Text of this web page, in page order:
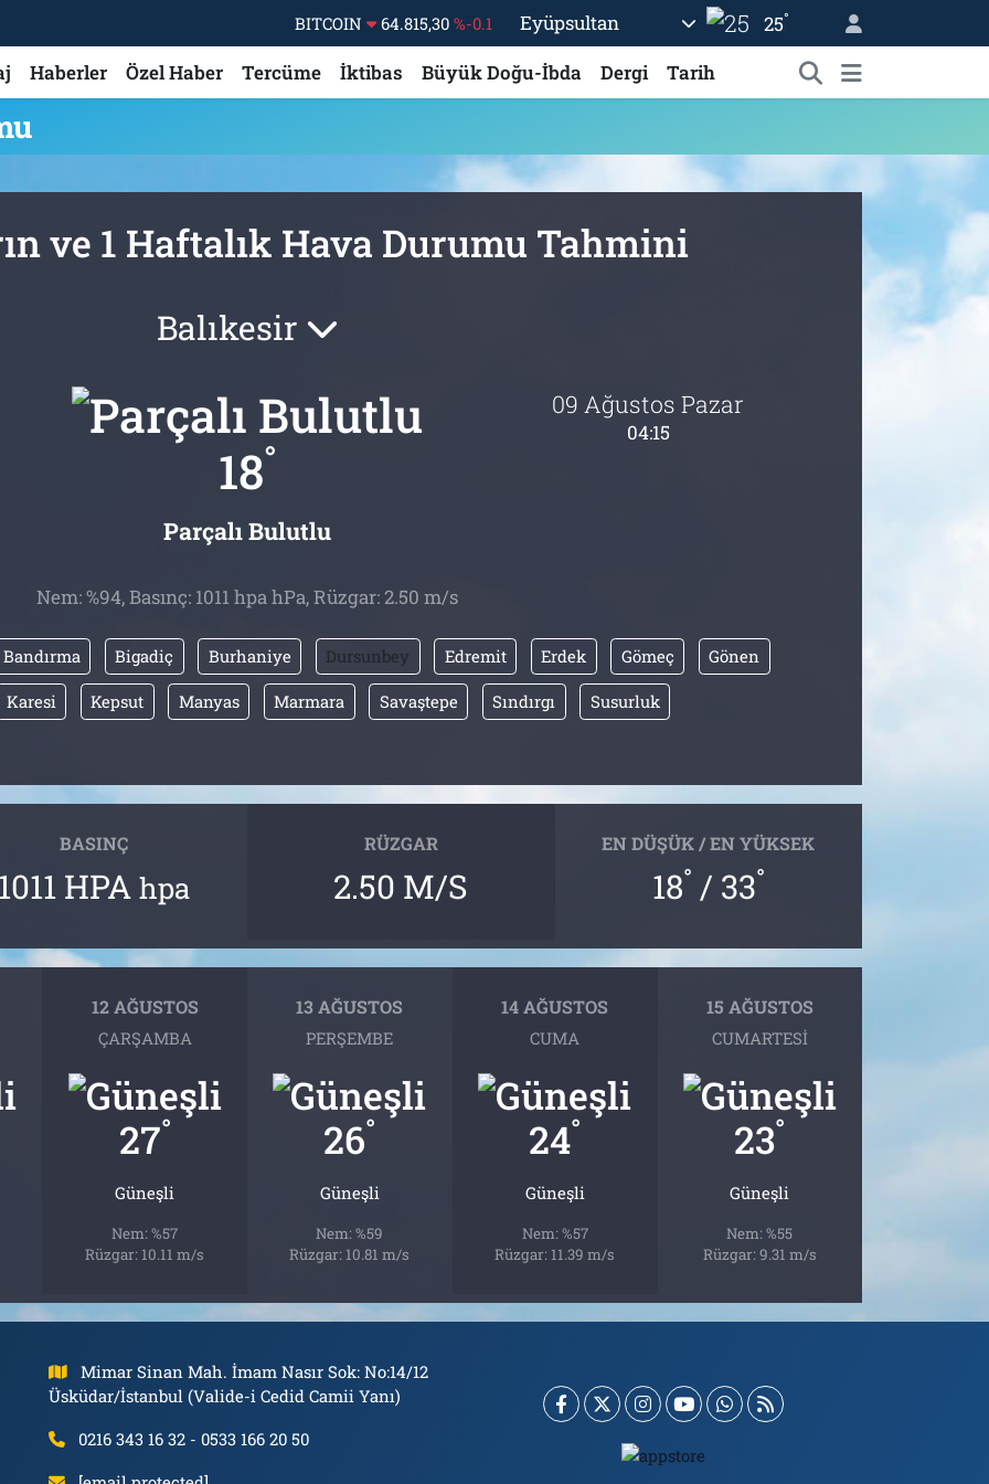
BITCOIN 64.815,30 %-0.1
DOLAR
47,7436
%0.18
EURO
55,2510 %0.32
6660.55
Eyüpsultan 25°
Haberler Özel Haber Tercüme İktibas Büyük Doğu-İbda Dergi Tarih
ve 1 Haftalık Hava Durumu Tahmini
Balıkesir
18°
Parçalı Bulutlu
09 Ağustos Pazar
04:15
Nem: %94, Basınç: 1011 hpa hPa, Rüzgar: 2.50 m/s
Bandırma Bigadiç Burhaniye Dursunbey Edremit Erdek Gömeç Gönen
Karesi Kepsut Manyas Marmara Savaştepe Sındırgı Susurluk
BASINÇ
1011 HPA hpa
RÜZGAR
2.50 M/S
EN DÜŞÜK / EN YÜKSEK
18° / 33°
12 AĞUSTOS
ÇARŞAMBA
27°
Güneşli
Nem: %57
Rüzgar: 10.11 m/s
13 AĞUSTOS
PERŞEMBE
26°
Güneşli
Nem: %59
Rüzgar: 10.81 m/s
14 AĞUSTOS
CUMA
24°
Güneşli
Nem: %57
Rüzgar: 11.39 m/s
15 AĞUSTOS
CUMARTESI
23°
Güneşli
Nem: %55
Rüzgar: 9.31 m/s
Mimar Sinan Mah. İmam Nasır Sok: No:14/12
Üsküdar/İstanbul (Valide-i Cedid Camii Yanı)
0216 343 16 32 - 0533 166 20 50